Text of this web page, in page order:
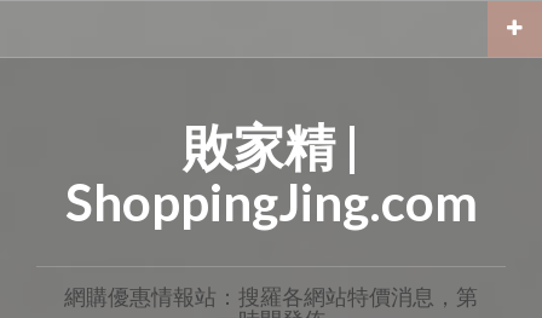
敗家精 |
ShoppingJing.com
網購優惠情報站：搜羅各網站特價消息，第